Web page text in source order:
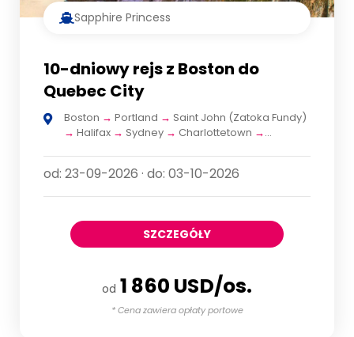
Sapphire Princess
10-dniowy rejs z Boston do
Quebec City
Boston → Portland → Saint John (Zatoka Fundy)
→ Halifax → Sydney → Charlottetown →
od: 23-09-2026 · do: 03-10-2026
SZCZEGÓŁY
od 1 860 USD/os.
* Cena zawiera opłaty portowe